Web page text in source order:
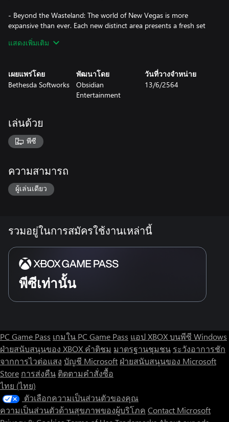
- Beyond the Wasteland: The world of New Vegas is more
expansive than ever. Each new distinct area presents a fresh set
to play the Savior or the Pariah to the natives of New Vegas.
armaments already at your disposal. Whether you’re an in-your-
face brawler or a long-range gunner, weapons such as the Two-
Step Goodbye (unique ballistic fists) or Sleepytime (a handy
chance to flex your ammo-filled muscles.
- Room to Grow: With each of the four main add-on packs, the
maximum levelcap is increased by 5 levels, ultimately raising the
Madre Casino, you are thrown into a high stakes game where
you’ll have to work with three other lost souls if you want to
- Honest Hearts: An expedition into Utah’s Zion National Park
goes horribly wrong and you become embroiled in a war
between tribes and put into a conflict between a New Canaanite
missionary and the mysterious Burning Man.
- Old World Blues: Transported to the Big MT research crater,
you are enlisted by the Think Tank to save them from their own
science experiments that have gone horribly out of control.
and promises to answer why he refused to deliver the Platinum
Chip at the start of Fallout: New Vegas, but only if you make one
last journey into the treacherous canyons of the Divide.
แสดงเพิ่มเติม
เผยแพร่โดย
Bethesda Softworks
พัฒนาโดย
Obsidian
Entertainment
วันที่วางจำหน่าย
13/6/2564
เล่นด้วย
พีซี
ความสามารถ
ผู้เล่นเดียว
รวมอยู่ในการสมัครใช้งานเหล่านี้
พีซีเท่านั้น
PC Game Pass เกมใน PC Game Pass แอป XBOX บนพีซี Windows
ฝ่ายสนับสนุนของ XBOX คำติชม มาตรฐานชุมชน ระวังอาการชัก
จากการไวต่อแสง บัญชี Microsoft ฝ่ายสนับสนุนของ Microsoft
Store การส่งคืน ติดตามคำสั่งซื้อ
ไทย (ไทย)
ตัวเลือกความเป็นส่วนตัวของคุณ
ความเป็นส่วนตัวด้านสุขภาพของผู้บริโภค Contact Microsoft